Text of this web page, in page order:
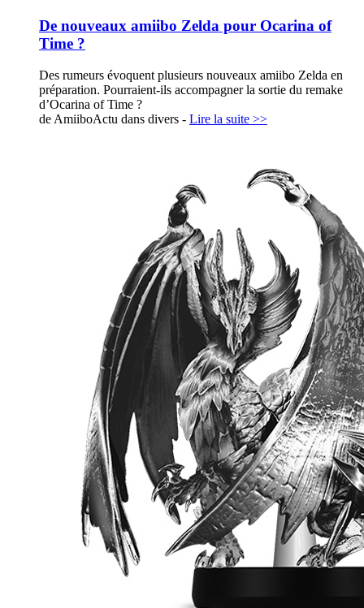
De nouveaux amiibo Zelda pour Ocarina of
Time ?
Des rumeurs évoquent plusieurs nouveaux amiibo Zelda en
préparation. Pourraient-ils accompagner la sortie du remake
d’Ocarina of Time ?
de AmiiboActu dans divers - Lire la suite >>